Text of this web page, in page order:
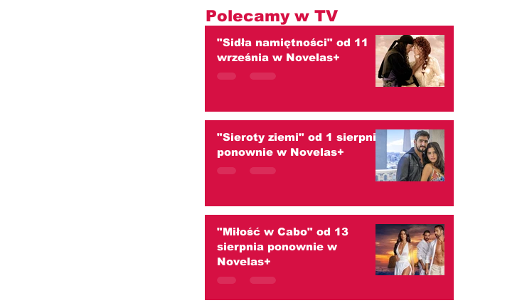
Polecamy w TV
"Sidła namiętności" od 11
września w Novelas+
"Sieroty ziemi" od 1 sierpnia
ponownie w Novelas+
"Miłość w Cabo" od 13
sierpnia ponownie w
Novelas+